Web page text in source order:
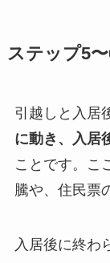
ステップ5
引越しと入居
に動き、入居
ことです。こ
騰や、住民票
入居後に終わ